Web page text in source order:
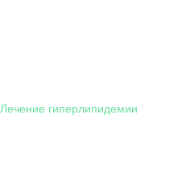
Лечение гиперлипидемии